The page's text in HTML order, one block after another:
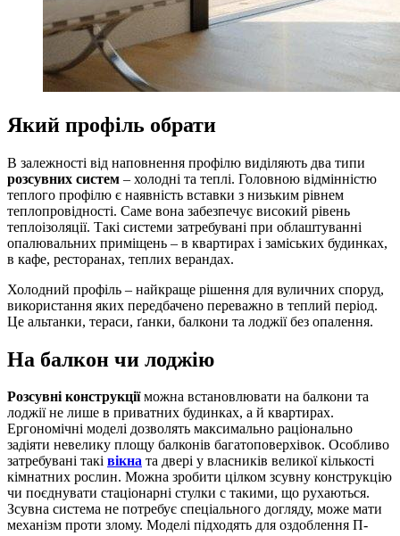
Який профіль обрати
В залежності від наповнення профілю виділяють два типи
розсувних систем – холодні та теплі. Головною відмінністю
теплого профілю є наявність вставки з низьким рівнем
теплопровідності. Саме вона забезпечує високий рівень
теплоізоляції. Такі системи затребувані при облаштуванні
опалювальних приміщень – в квартирах і заміських будинках,
в кафе, ресторанах, теплих верандах.
Холодний профіль – найкраще рішення для вуличних споруд,
використання яких передбачено переважно в теплий період.
Це альтанки, тераси, ґанки, балкони та лоджії без опалення.
На балкон чи лоджію
Розсувні конструкціїможна встановлювати на балкони та
лоджії не лише в приватних будинках, а й квартирах.
Ергономічні моделі дозволять максимально раціонально
задіяти невелику площу балконів багатоповерхівок. Особливо
затребувані такі вікна та двері у власників великої кількості
кімнатних рослин. Можна зробити цілком зсувну конструкцію
чи поєднувати стаціонарні стулки с такими, що рухаються.
Зсувна система не потребує спеціального догляду, може мати
механізм проти злому. Моделі підходять для оздоблення П-